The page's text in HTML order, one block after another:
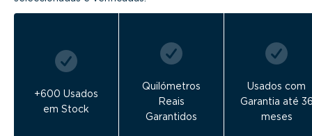
+600 Usados
em Stock
Quilómetros
Reais
Garantidos
Usados com
Garantia até
meses